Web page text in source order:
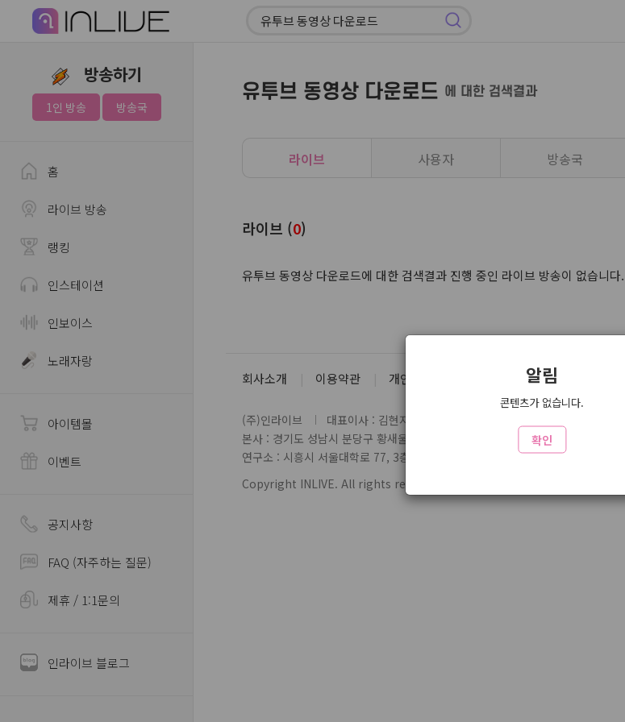
알림
콘텐츠가 없습니다.
확인
방송하기
1인 방송 방송국
홈
라이브 방송
랭킹
인스테이션
인보이스
노래자랑
아이템몰
이벤트
공지사항
FAQ (자주하는 질문)
제휴 / 1:1문의
인라이브 블로그
유투브 동영상 다운로드 에 대한 검색결과
라이브 사용자 방송국
라이브 (0)
유투브 동영상 다운로드에 대한 검색결과 진행 중인 라이브 방송이 없습니다.
회사소개 이용약관 개인정보처리방침 유료서비스 약관
(주)인라이브 대표이사 : 김현지
본사 : 경기도 성남시 분당구 황새울로359번길 7 3층
전화 : 1588-1164
연구소 : 시흥시 서울대학로 77, 3층 324
Copyright INLIVE. All rights reserved.